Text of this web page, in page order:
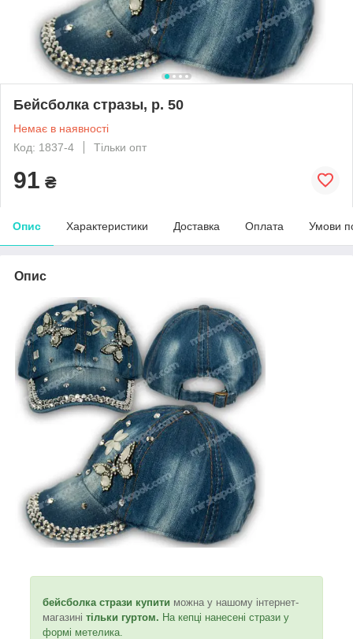
Бейсболка стразы, р. 50
Немає в наявності
Код: 1837-4
Тільки опт
91 ₴
Опис Характеристики Доставка Оплата Умови
Опис
бейсболка стрази купити можна у нашому інтернет-
магазині тільки гуртом. На кепці нанесені стрази у
формі метелика.